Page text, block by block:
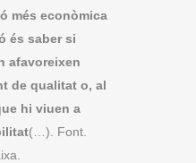
més econòmica
és saber si
afavoreixen
de qualitat o, al
hi viuen a
(…). Font.